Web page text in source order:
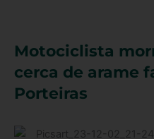
Motociclista
cerca de arame
Porteiras